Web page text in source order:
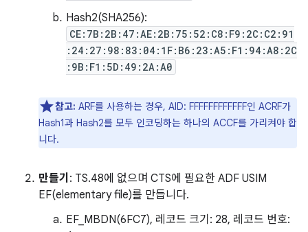
Hash2(SHA256):
CE:7B:2B:47:AE:2B:75:52:C8:F9:2C:C2:91
:24:27:98:83:04:1F:B6:23:A5:F1:94:A8:2C
:9B:F1:5D:49:2A:A0
참고: ARF를 사용하는 경우, AID: FFFFFFFFFFFF인 ACRF가
Hash1과 Hash2를 모두 인코딩하는 하나의 ACCF를 가리켜야 합
니다.
만들기 : TS.48에 없으며 CTS에 필요한 ADF USIM
EF(elementary file)를 만듭니다.
EF_MBDN(6FC7), 레코드 크기: 28, 레코드 번호: